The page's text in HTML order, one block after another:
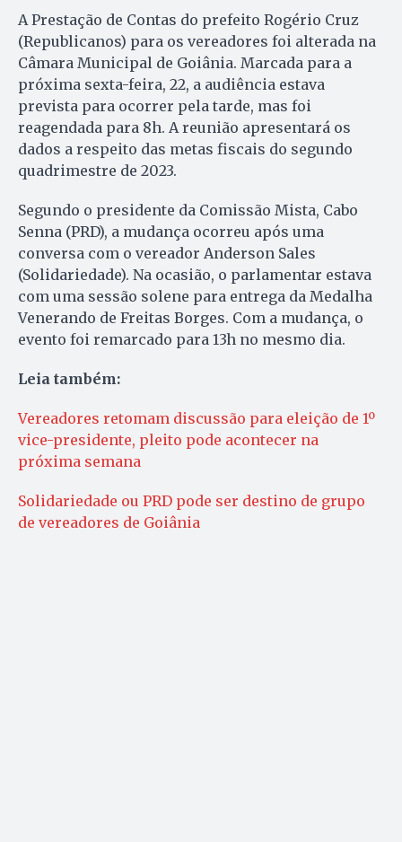
A Prestação de Contas do prefeito Rogério Cruz
(Republicanos) para os vereadores foi alterada na
Câmara Municipal de Goiânia. Marcada para a
próxima sexta-feira, 22, a audiência estava
prevista para ocorrer pela tarde, mas foi
reagendada para 8h. A reunião apresentará os
dados a respeito das metas fiscais do segundo
quadrimestre de 2023.
Segundo o presidente da Comissão Mista, Cabo
Senna (PRD), a mudança ocorreu após uma
conversa com o vereador Anderson Sales
(Solidariedade). Na ocasião, o parlamentar estava
com uma sessão solene para entrega da Medalha
Venerando de Freitas Borges. Com a mudança, o
evento foi remarcado para 13h no mesmo dia.
Leia também:
Vereadores retomam discussão para eleição de 1º
vice-presidente, pleito pode acontecer na
próxima semana
Solidariedade ou PRD pode ser destino de grupo
de vereadores de Goiânia